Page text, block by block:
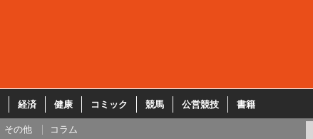
経済 健康 コミック 競馬 公営競技 書籍
その他 コラム